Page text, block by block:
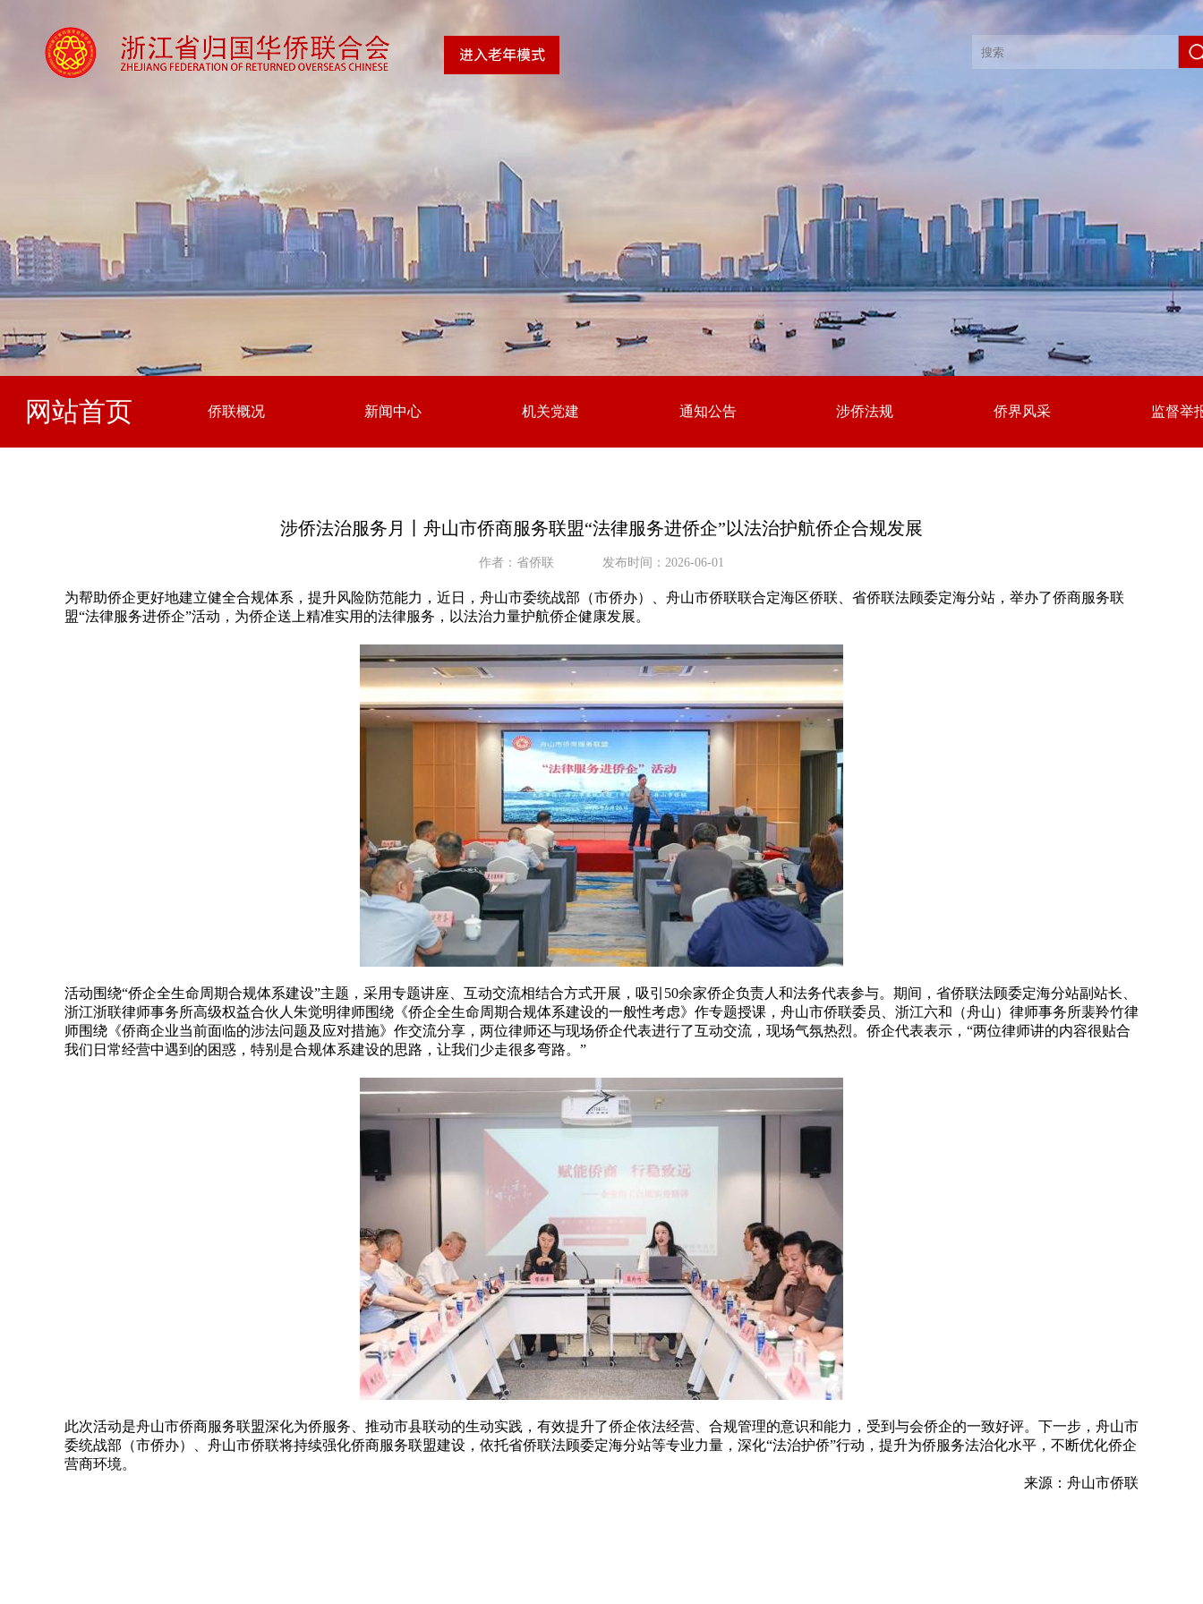
网站首页 侨联概况 新闻中心 机关党建 通知公告 涉侨法规 侨界风采 监督举
涉侨法治服务月丨舟山市侨商服务联盟“法律服务进侨企”以法治护航侨企合规发展
作者：省侨联 发布时间：2026-06-01
为帮助侨企更好地建立健全合规体系，提升风险防范能力，近日，舟山市委统战部（市侨办）、舟山市侨联联合定海区侨联、省侨联法顾委定海分站，举办了侨商服务联
盟“法律服务进侨企”活动，为侨企送上精准实用的法律服务，以法治力量护航侨企健康发展。
活动围绕“侨企全生命周期合规体系建设”主题，采用专题讲座、互动交流相结合方式开展，吸引50余家侨企负责人和法务代表参与。期间，省侨联法顾委定海分站副站长、
浙江浙联律师事务所高级权益合伙人朱觉明律师围绕《侨企全生命周期合规体系建设的一般性考虑》作专题授课，舟山市侨联委员、浙江六和（舟山）律师事务所裴羚竹律
师围绕《侨商企业当前面临的涉法问题及应对措施》作交流分享，两位律师还与现场侨企代表进行了互动交流，现场气氛热烈。侨企代表表示，“两位律师讲的内容很贴合
我们日常经营中遇到的困惑，特别是合规体系建设的思路，让我们少走很多弯路。”
此次活动是舟山市侨商服务联盟深化为侨服务、推动市县联动的生动实践，有效提升了侨企依法经营、合规管理的意识和能力，受到与会侨企的一致好评。下一步，舟山市
委统战部（市侨办）、舟山市侨联将持续强化侨商服务联盟建设，依托省侨联法顾委定海分站等专业力量，深化“法治护侨”行动，提升为侨服务法治化水平，不断优化侨企
营商环境。
来源：舟山市侨联